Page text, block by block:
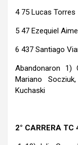
4 75 Lucas
5 47
6 437
Abandonaron 1)
Mariano
Kuchaski
2° CARRERA